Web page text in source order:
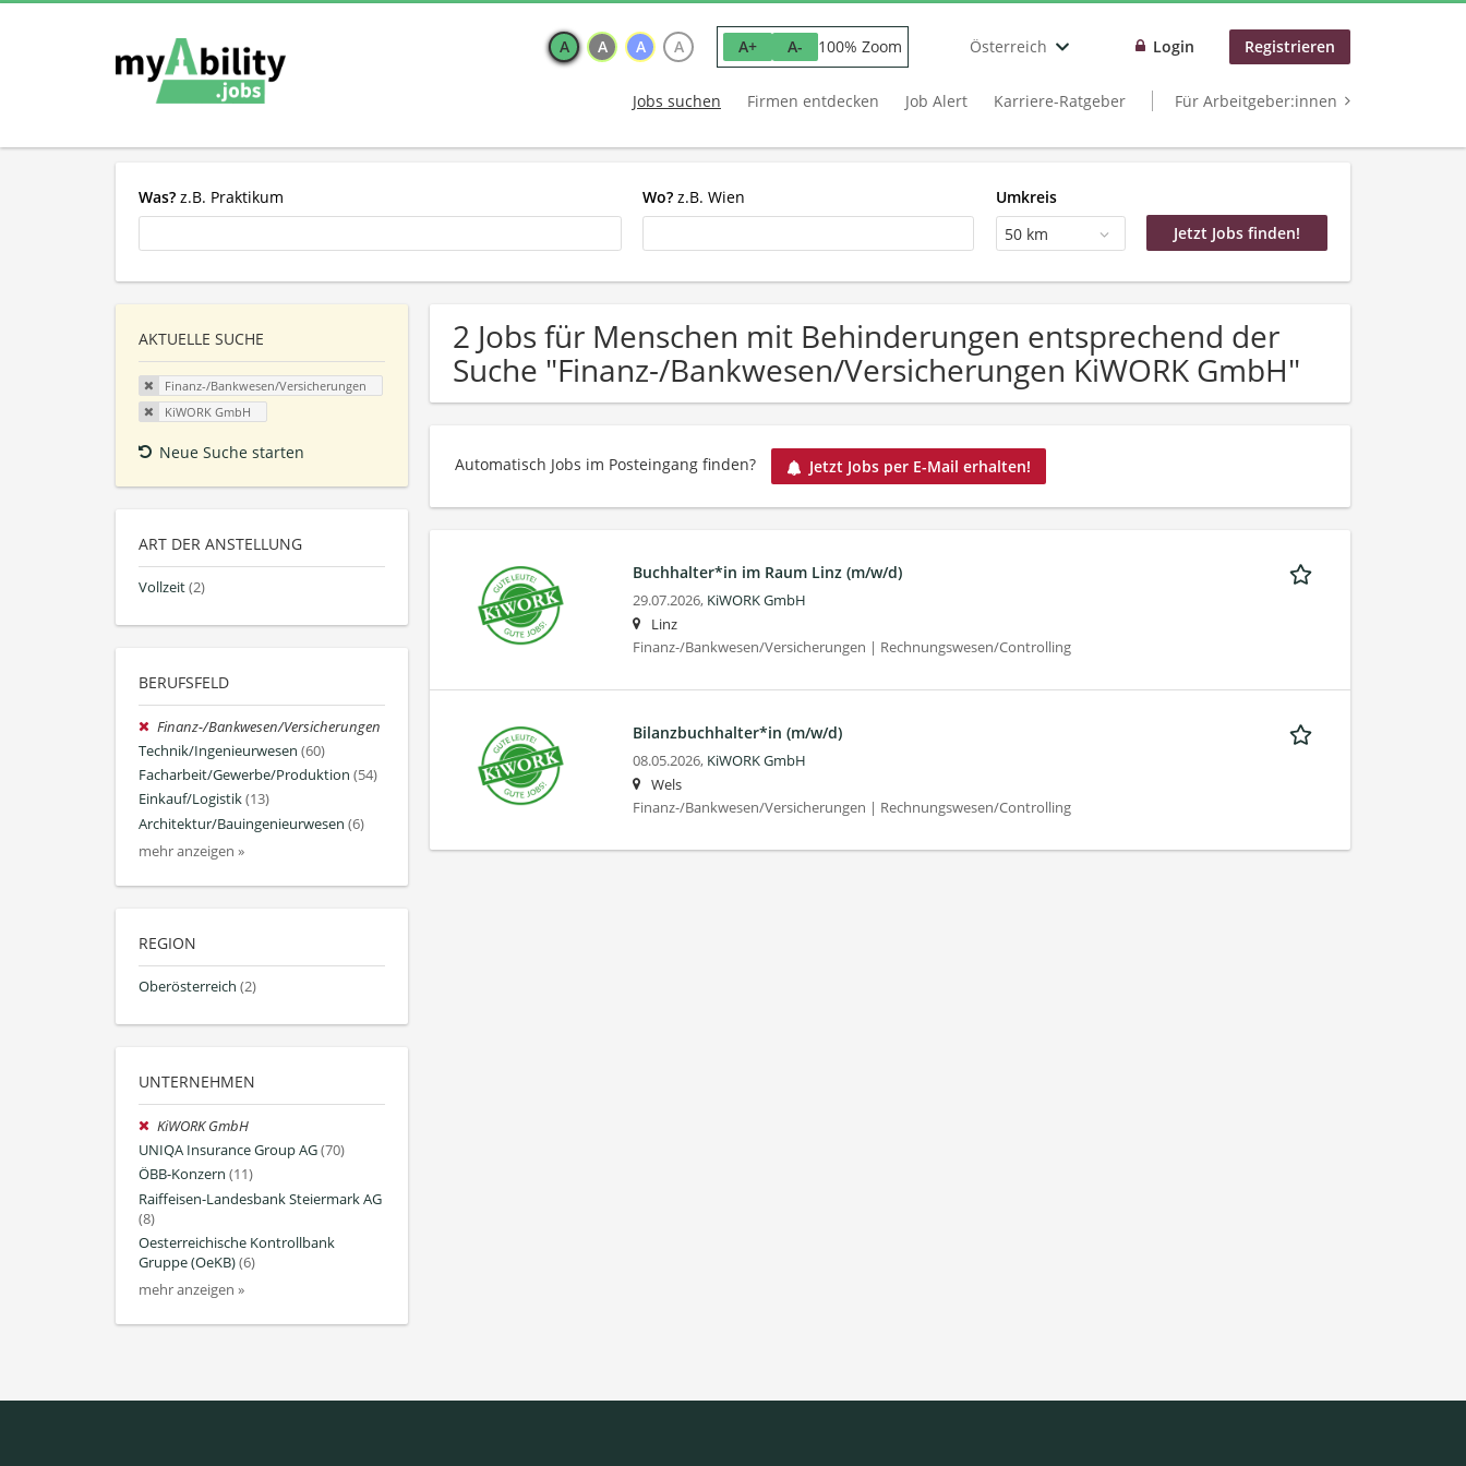
A A A A A+ A- 100% Zoom Österreich Login Registrieren
Jobs suchen Firmen entdecken Job Alert Karriere-Ratgeber Für Arbeitgeber:innen
Was? z.B. Praktikum Wo? z.B. Wien
Umkreis
50 km
AKTUELLE SUCHE
Finanz-/Bankwesen/Versicherungen
KiWORK GmbH
Neue Suche starten
ART DER ANSTELLUNG
Vollzeit(2)
BERUFSFELD
Finanz-/Bankwesen/Versicherungen
Technik/Ingenieurwesen (60)
Facharbeit/Gewerbe/Produktion (54)
Einkauf/Logistik(13)
Architektur/Bauingenieurwesen (6)
mehr anzeigen »
REGION
Oberösterreich (2)
UNTERNEHMEN
KiWORK GmbH
UNIQA Insurance Group AG(70)
ÖBB-Konzern (11)
Raiffeisen-Landesbank Steiermark AG
(8)
Oesterreichische Kontrollbank
Gruppe (OeKB)(6)
mehr anzeigen »
2 Jobs für Menschen mit Behinderungen entsprechend der
Suche "Finanz-/Bankwesen/Versicherungen KiWORK GmbH"
Automatisch Jobs im Posteingang finden? Jetzt Jobs per E-Mail erhalten!
Buchhalter*in im Raum Linz (m/w/d)
29.07.2026, KiWORK GmbH
Linz
Finanz-/Bankwesen/Versicherungen | Rechnungswesen/Controlling
Bilanz­buchhalter*in (m/w/d)
08.05.2026, KiWORK GmbH
Wels
Finanz-/Bankwesen/Versicherungen | Rechnungswesen/Controlling